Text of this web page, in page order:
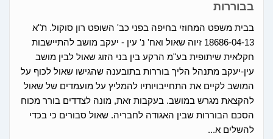
בבוררות
בבית משפט המחוזי בחיפה בפני כב' השופט רון סוקול. ת"א
18686-04-13 זיוה שאול ואח' נ' עין - יעקב מושב להתיישבות
חקלאית שיתופית בע"מ הרקע בין בני הזוג שאול לבין מושב
עין-יעקב מתנהל הליך בוררות בתובענה שהגישו שאול לכוף על
המושב לקיים את התחייבויותיו להמליץ על מועמדים של שאול
להקצאת מגרש במושב. בעקבות זאת, מונה לצדדים בורר מכוח
הסכם הבוררות שבין האגודה לחבריה. שאול סבורים כי בכדי
להשלים א...